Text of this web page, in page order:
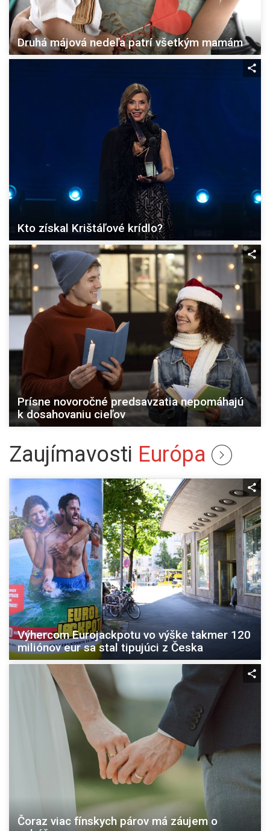
Druhá májová nedeľa patrí všetkým mamám
Kto získal Krištáľové krídlo?
Prísne novoročné predsavzatia nepomáhajú
k dosahovaniu cieľov
Zaujímavosti Európa
Výhercom Eurojackpotu vo výške takmer 120
miliónov eur sa stal tipujúci z Česka
Čoraz viac fínskych párov má záujem o